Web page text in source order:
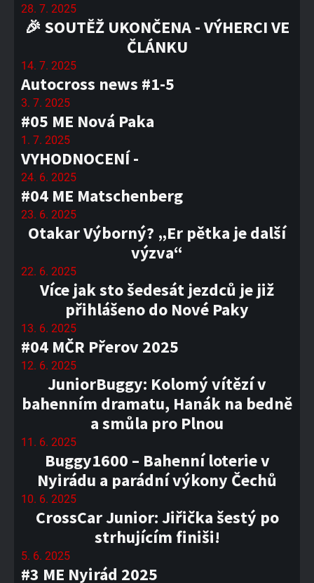
28. 7. 2025
🎉 SOUTĚŽ UKONČENA - VÝHERCI VE
ČLÁNKU
14. 7. 2025
Autocross news #1-5
3. 7. 2025
#05 ME Nová Paka
1. 7. 2025
VYHODNOCENÍ -
24. 6. 2025
#04 ME Matschenberg
23. 6. 2025
Otakar Výborný? „Er pětka je další
výzva“
22. 6. 2025
Více jak sto šedesát jezdců je již
přihlášeno do Nové Paky
13. 6. 2025
#04 MČR Přerov 2025
12. 6. 2025
JuniorBuggy: Kolomý vítězí v
bahenním dramatu, Hanák na bedně
a smůla pro Plnou
11. 6. 2025
Buggy1600 – Bahenní loterie v
Nyirádu a parádní výkony Čechů
10. 6. 2025
CrossCar Junior: Jiřička šestý po
strhujícím finiši!
5. 6. 2025
#3 ME Nyirád 2025